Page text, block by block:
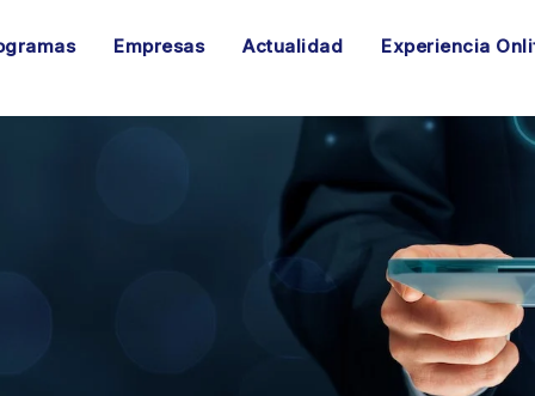
Empresas Actualidad Experiencia